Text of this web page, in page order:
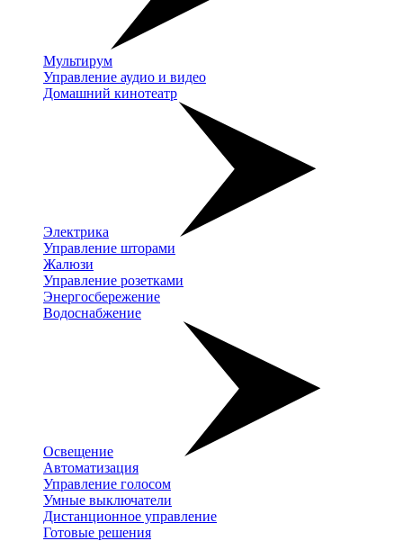
Мультирум
Управление аудио и видео
Домашний кинотеатр
Электрика
Управление шторами
Жалюзи
Управление розетками
Энергосбережение
Водоснабжение
Освещение
Автоматизация
Управление голосом
Умные выключатели
Дистанционное управление
Готовые решения